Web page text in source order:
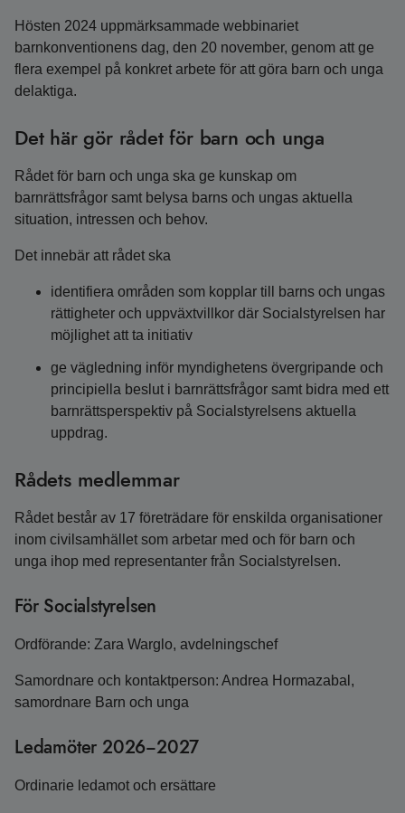
Hösten 2024 uppmärksammade webbinariet
barnkonventionens dag, den 20 november, genom att ge
flera exempel på konkret arbete för att göra barn och unga
delaktiga.
Det här gör rådet för barn och unga
Rådet för barn och unga ska ge kunskap om
barnrättsfrågor samt belysa barns och ungas aktuella
situation, intressen och behov.
Det innebär att rådet ska
identifiera områden som kopplar till barns och ungas
rättigheter och uppväxtvillkor där Socialstyrelsen har
möjlighet att ta initiativ
ge vägledning inför myndighetens övergripande och
principiella beslut i barnrättsfrågor samt bidra med ett
barnrättsperspektiv på Socialstyrelsens aktuella
uppdrag.
Rådets medlemmar
Rådet består av 17 företrädare för enskilda organisationer
inom civilsamhället som arbetar med och för barn och
unga ihop med representanter från Socialstyrelsen.
För Socialstyrelsen
Ordförande: Zara Warglo, avdelningschef
Samordnare och kontaktperson: Andrea Hormazabal,
samordnare Barn och unga
Ledamöter 2026−2027
Ordinarie ledamot och ersättare